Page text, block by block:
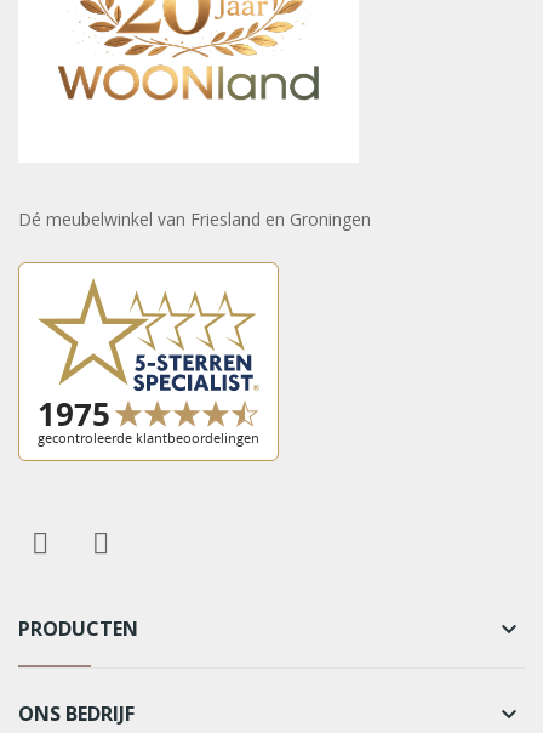
Dé meubelwinkel van Friesland en Groningen
PRODUCTEN keyboard_arrow_down
ONS BEDRIJF keyboard_arrow_down